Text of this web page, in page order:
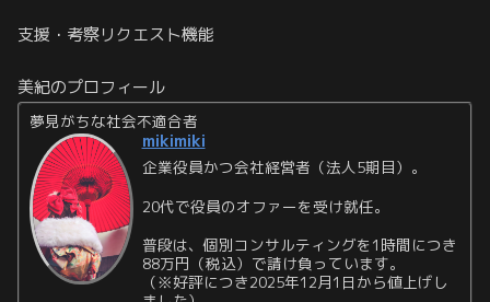
支援・考察リクエスト機能
美紀のプロフィール
夢見がちな社会不適合者
mikimiki
企業役員かつ会社経営者（法人5期目）。
20代で役員のオファーを受け就任。
普段は、個別コンサルティングを1時間につき
88万円（税込）で請け負っています。
（※好評につき2025年12月1日から値上げし